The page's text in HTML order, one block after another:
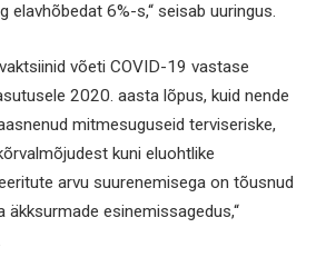
elavhõbedat 6%-s,“ seisab uuringus.
võeti COVID-19 vastase
2020. aasta lõpus, kuid nende
mitmesuguseid terviseriske,
kuni eluohtlike
arvu suurenemisega on tõusnud
äkksurmade esinemissagedus,“